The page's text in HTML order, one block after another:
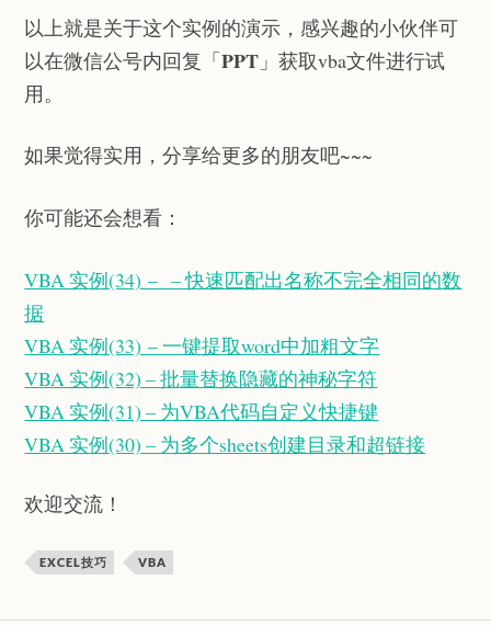
以上就是关于这个实例的演示，感兴趣的小伙伴可
以在微信公号内回复「PPT 」获取vba文件进行试
用。
如果觉得实用，分享给更多的朋友吧~~~
你可能还会想看：
VBA 实例(34) – – 快速匹配出名称不完全相同的数
据
VBA 实例(33) – 一键提取word中加粗文字
VBA 实例(32) – 批量替换隐藏的神秘字符
VBA 实例(31) – 为VBA代码自定义快捷键
VBA 实例(30) – 为多个sheets创建目录和超链接
欢迎交流！
EXCEL技巧 VBA